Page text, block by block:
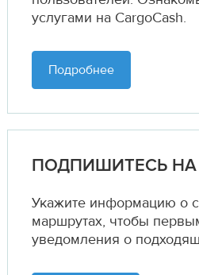
услугами на CargoCash.
Подробнее
ПОДПИШИТЕСЬ НА
Укажите информацию о
маршрутах, чтобы
уведомления о